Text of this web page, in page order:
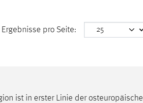
Ergebnisse pro Seite:
ist in erster Linie der osteuropäische